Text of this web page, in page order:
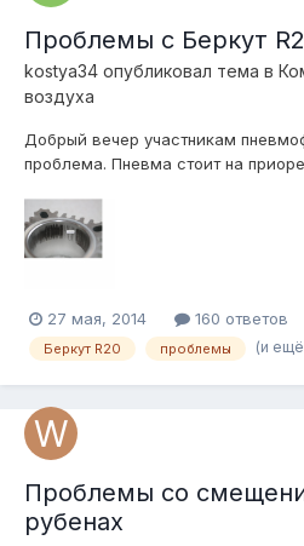
Проблемы с Беркут
kostya34 опубликовал тема в
воздуха
Добрый вечер участникам
проблема. Пневма стоит на
у себя в городе. Ему даже 6
он нормально, а потом стал
смутило. опусти...
27 мая, 2014 160 ответов
Беркут R20 проблемы (и
Проблемы со
рубенах